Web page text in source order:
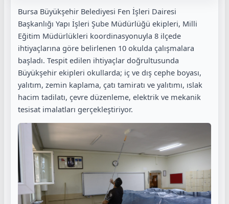
Bursa Büyükşehir Belediyesi Fen İşleri Dairesi
Başkanlığı Yapı İşleri Şube Müdürlüğü ekipleri, Milli
Eğitim Müdürlükleri koordinasyonuyla 8 ilçede
ihtiyaçlarına göre belirlenen 10 okulda çalışmalara
başladı. Tespit edilen ihtiyaçlar doğrultusunda
Büyükşehir ekipleri okullarda; iç ve dış cephe boyası,
yalıtım, zemin kaplama, çatı tamiratı ve yalıtımı, ıslak
hacim tadilatı, çevre düzenleme, elektrik ve mekanik
tesisat imalatları gerçekleştiriyor.